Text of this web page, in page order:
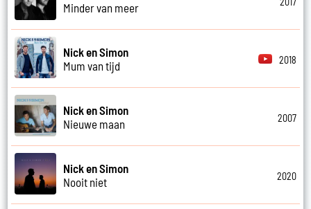
Minder van meer
Nick en Simon
Mum van tijd
2018
Nick en Simon
Nieuwe maan
2007
Nick en Simon
Nooit niet
2020